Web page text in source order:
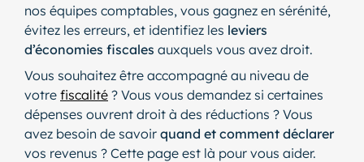
nos équipes comptables, vous gagnez en sérénité,
évitez les erreurs, et identifiez les leviers
d’économies fiscales auxquels vous avez droit.
Vous souhaitez être accompagné au niveau de
votre fiscalité ? Vous vous demandez si certaines
dépenses ouvrent droit à des réductions ? Vous
avez besoin de savoir quand et comment déclarer
vos revenus ? Cette page est là pour vous aider.